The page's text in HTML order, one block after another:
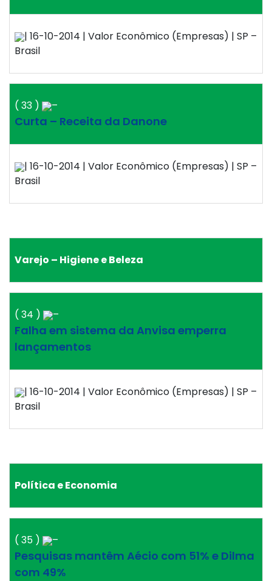
| 16-10-2014 | Valor Econômico (Empresas) | SP –
Brasil
( 33 ) –
Curta – Receita da Danone
| 16-10-2014 | Valor Econômico (Empresas) | SP –
Brasil
Varejo – Higiene e Beleza
( 34 ) –
Falha em sistema da Anvisa emperra
lançamentos
| 16-10-2014 | Valor Econômico (Empresas) | SP –
Brasil
Política e Economia
( 35 ) –
Pesquisas mantêm Aécio com 51% e Dilma
com 49%